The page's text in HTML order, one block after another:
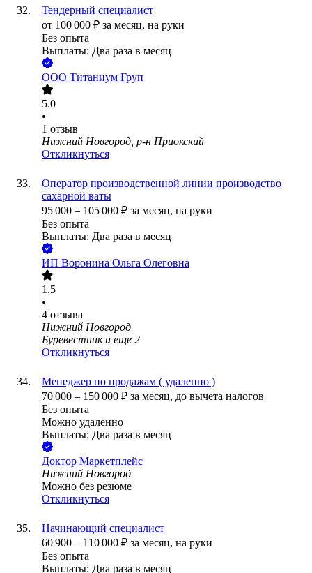
Тендерный специалист
от 100 000 ₽ за месяц, на руки
Без опыта
Выплаты: Два раза в месяц
ООО Титаниум Груп
5.0
•
1 отзыв
Нижний Новгород, р-н Приокский
Откликнуться
Оператор производственной линии производство
сахарной ваты
95 000 – 105 000 ₽ за месяц, на руки
Без опыта
Выплаты: Два раза в месяц
ИП Воронина Ольга Олеговна
1.5
•
4 отзыва
Нижний Новгород
Буревестник и еще 2
Откликнуться
Менеджер по продажам ( удаленно )
70 000 – 150 000 ₽ за месяц, до вычета налогов
Без опыта
Можно удалённо
Выплаты: Два раза в месяц
Доктор Маркетплейс
Нижний Новгород
Можно без резюме
Откликнуться
Начинающий специалист
60 900 – 110 000 ₽ за месяц, на руки
Без опыта
Выплаты: Два раза в месяц